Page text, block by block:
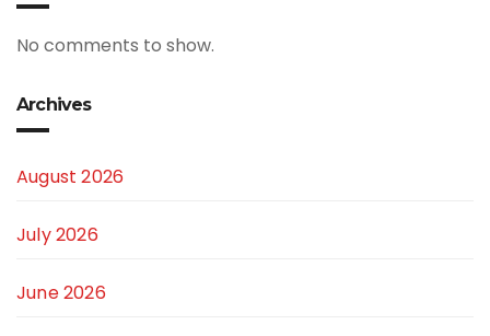
No comments to show.
Archives
August 2026
July 2026
June 2026